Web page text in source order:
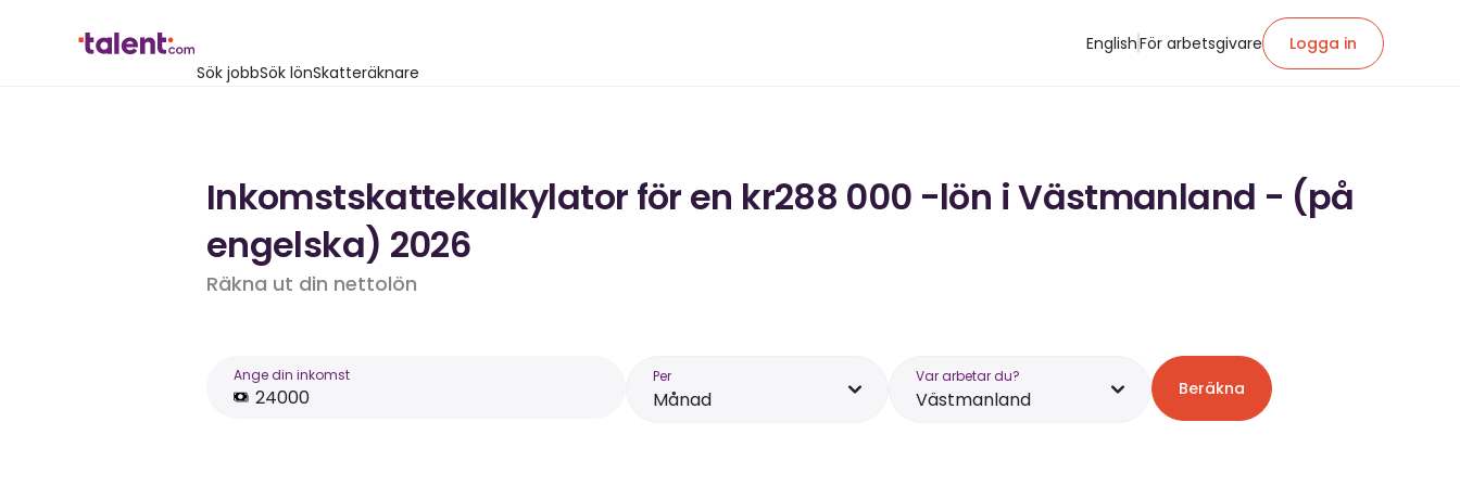
Sök jobbSök lönSkatteräknare
EnglishFör arbetsgivare Logga in
Inkomstskattekalkylator för en kr288 000 -lön i Västmanland - (på
engelska) 2026
Räkna ut din nettolön
Ange din inkomst Per
Månad
Var arbetar du?
Västmanland Beräkna